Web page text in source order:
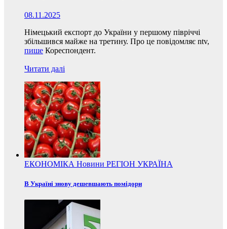
08.11.2025
Німецький експорт до України у першому півріччі
збільшився майже на третину. Про це повідомляє ntv,
пише Кореспондент.
Читати далі
ЕКОНОМІКА Новини РЕГІОН УКРАЇНА
В Україні знову дешевшають помідори